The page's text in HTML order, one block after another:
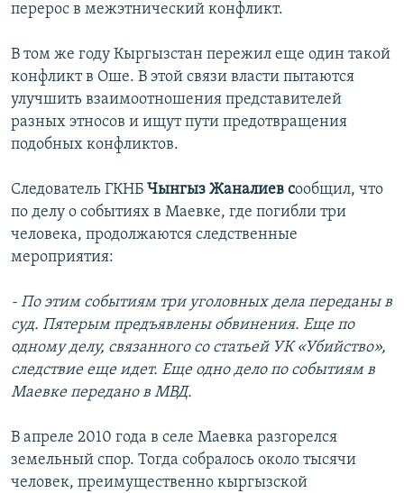
перерос в межэтнический конфликт.
В том же году Кыргызстан пережил еще один такой
конфликт в Оше. В этой связи власти пытаются
улучшить взаимоотношения представителей
разных этносов и ищут пути предотвращения
подобных конфликтов.
Следователь ГКНБ Чынгыз Жаналиев сообщил, что
по делу о событиях в Маевке, где погибли три
человека, продолжаются следственные
мероприятия:
- По этим событиям три уголовных дела переданы в
суд. Пятерым предъявлены обвинения. Еще по
одному делу, связанного со статьей УК «Убийство»,
следствие еще идет. Еще одно дело по событиям в
Маевке передано в МВД.
В апреле 2010 года в селе Маевка разгорелся
земельный спор. Тогда собралось около тысячи
человек, преимущественно кыргызской